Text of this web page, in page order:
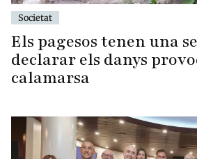
Societat
Els pagesos tenen una
declarar els danys
calamarsa